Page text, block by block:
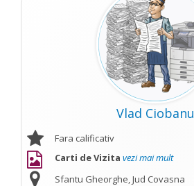
Vlad Ciobanu
Fara calificativ
Carti de Vizita vezi mai mult
Sfantu Gheorghe, Jud Covasna